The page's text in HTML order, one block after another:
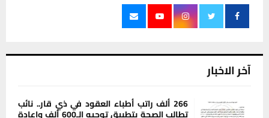
آخر الاخبار
266 ألف راتب أطباء العقود في ذي قار.. نائب
تطالب الصحة بتطبيق توجيه الـ600 ألف وإعادة